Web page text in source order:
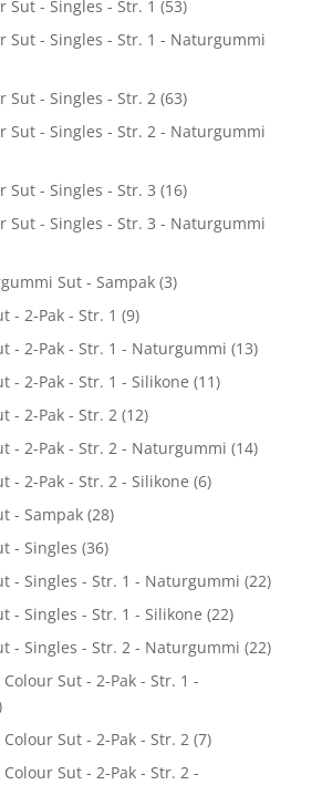
Sut - Singles - Str. 1 (53)
Sut - Singles - Str. 1 - Naturgummi
Sut - Singles - Str. 2 (63)
Sut - Singles - Str. 2 - Naturgummi
Sut - Singles - Str. 3 (16)
Sut - Singles - Str. 3 - Naturgummi
Sut - Sampak (3)
- 2-Pak - Str. 1 (9)
- 2-Pak - Str. 1 - Naturgummi (13)
- 2-Pak - Str. 1 - Silikone (11)
- 2-Pak - Str. 2 (12)
- 2-Pak - Str. 2 - Naturgummi (14)
- 2-Pak - Str. 2 - Silikone (6)
- Sampak (28)
- Singles (36)
- Singles - Str. 1 - Naturgummi (22)
- Singles - Str. 1 - Silikone (22)
- Singles - Str. 2 - Naturgummi (22)
Sut - 2-Pak - Str. 1 -
Sut - 2-Pak - Str. 2 (7)
Sut - 2-Pak - Str. 2 -